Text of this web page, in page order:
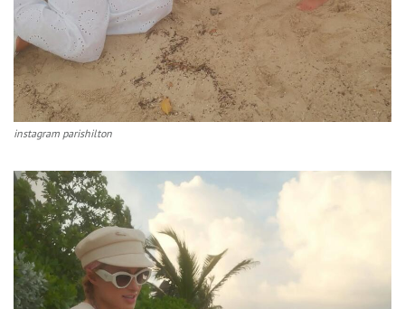
instagram parishilton